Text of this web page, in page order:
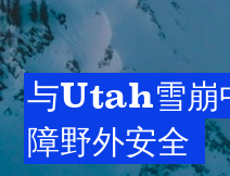
与Utah雪崩
障野外安全